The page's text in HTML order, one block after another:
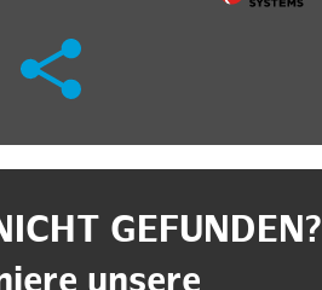
GEFUNDEN?